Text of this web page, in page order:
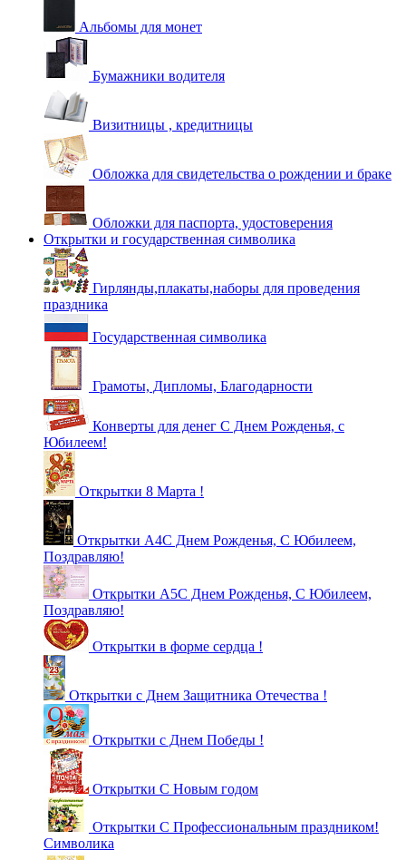
Альбомы для монет
Бумажники водителя
Визитницы , кредитницы
Обложка для свидетельства о рождении и браке
Обложки для паспорта, удостоверения
Открытки и государственная символика
Гирлянды,плакаты,наборы для проведения
праздника
Государственная символика
Грамоты, Дипломы, Благодарности
Конверты для денег С Днем Рожденья, с
Юбилеем!
Открытки 8 Марта !
Открытки А4С Днем Рожденья, С Юбилеем,
Поздравляю!
Открытки А5С Днем Рожденья, С Юбилеем,
Поздравляю!
Открытки в форме сердца !
Открытки с Днем Защитника Отечества !
Открытки с Днем Победы !
Открытки С Новым годом
Открытки С Профессиональным праздником!
Символика